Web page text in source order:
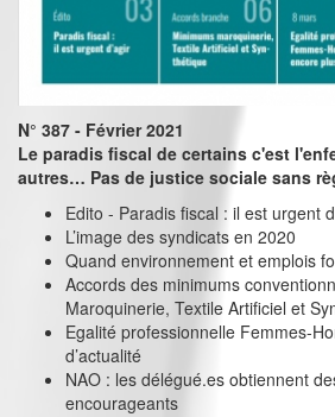
N° 387 - Février 2021
Le paradis fiscal de certains c'est
autres… Pas de justice sociale sans
Edito - Paradis fiscal : il est urgent
L’image des syndicats en 2020
Quand environnement et emplois
Accords des minimums
Maroquinerie, Textile Artificiel et
Egalité professionnelle Femmes-
d’actualité
NAO : les délégué.es obtiennent
encourageants